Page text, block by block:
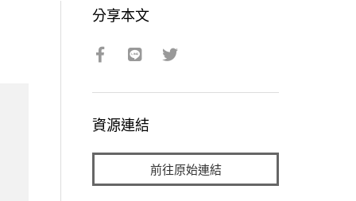
分享本文
資源連結
前往原始連結